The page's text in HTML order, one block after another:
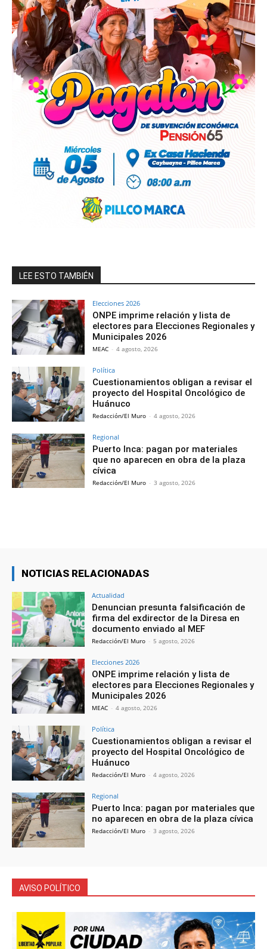
LEE ESTO TAMBIÉN
Elecciones 2026
ONPE imprime relación y lista de
electores para Elecciones Regionales y
Municipales 2026
MEAC - 4 agosto, 2026
Política
Cuestionamientos obligan a revisar el
proyecto del Hospital Oncológico de
Huánuco
Redacción/El Muro - 4 agosto, 2026
Regional
Puerto Inca: pagan por materiales
que no aparecen en obra de la plaza
cívica
Redacción/El Muro - 3 agosto, 2026
NOTICIAS RELACIONADAS
Actualidad
Denuncian presunta falsificación de
firma del exdirector de la Diresa en
documento enviado al MEF
Redacción/El Muro - 5 agosto, 2026
Elecciones 2026
ONPE imprime relación y lista de
electores para Elecciones Regionales y
Municipales 2026
MEAC - 4 agosto, 2026
Política
Cuestionamientos obligan a revisar el
proyecto del Hospital Oncológico de
Huánuco
Redacción/El Muro - 4 agosto, 2026
Regional
Puerto Inca: pagan por materiales que
no aparecen en obra de la plaza cívica
Redacción/El Muro - 3 agosto, 2026
AVISO POLÍTICO